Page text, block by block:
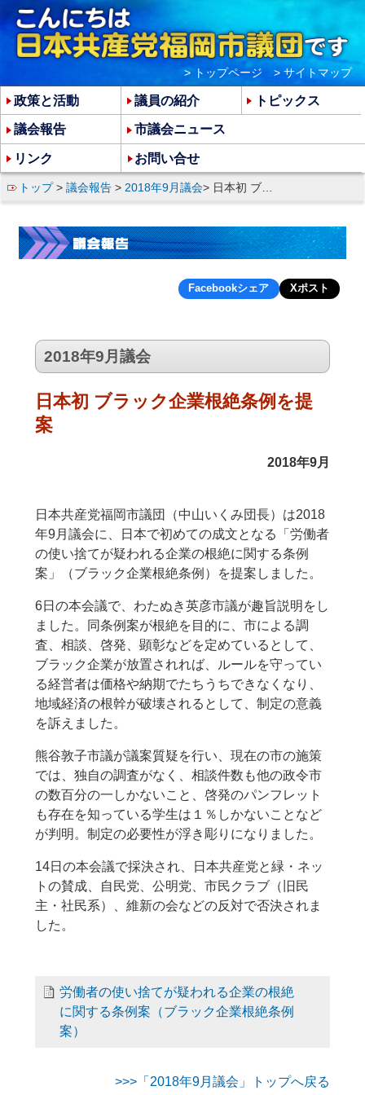
トップ> 議会報告 > 2018年9月議会> 日本初 ブラック企業根絶条例を提案
Facebookシェア Xポスト
2018年9月議会
日本初 ブラック企業根絶条例を提
案
2018年9月
日本共産党福岡市議団（中山いくみ団長）は2018
年9月議会に、日本で初めての成文となる「労働者
の使い捨てが疑われる企業の根絶に関する条例
案」（ブラック企業根絶条例）を提案しました。
6日の本会議で、わたぬき英彦市議が趣旨説明をし
ました。同条例案が根絶を目的に、市による調
査、相談、啓発、顕彰などを定めているとして、
ブラック企業が放置されれば、ルールを守ってい
る経営者は価格や納期でたちうちできなくなり、
地域経済の根幹が破壊されるとして、制定の意義
を訴えました。
熊谷敦子市議が議案質疑を行い、現在の市の施策
では、独自の調査がなく、相談件数も他の政令市
の数百分の一しかないこと、啓発のパンフレット
も存在を知っている学生は１％しかないことなど
が判明。制定の必要性が浮き彫りになりました。
14日の本会議で採決され、日本共産党と緑・ネッ
トの賛成、自民党、公明党、市民クラブ（旧民
主・社民系）、維新の会などの反対で否決されま
した。
労働者の使い捨てが疑われる企業の根絶
に関する条例案（ブラック企業根絶条例
案）
>>>「2018年9月議会」トップへ戻る
政策と活動 議員の紹介 トピックス
議会報告 市議会ニュース
リンク お問い合せ
> トップページ > サイトマップ